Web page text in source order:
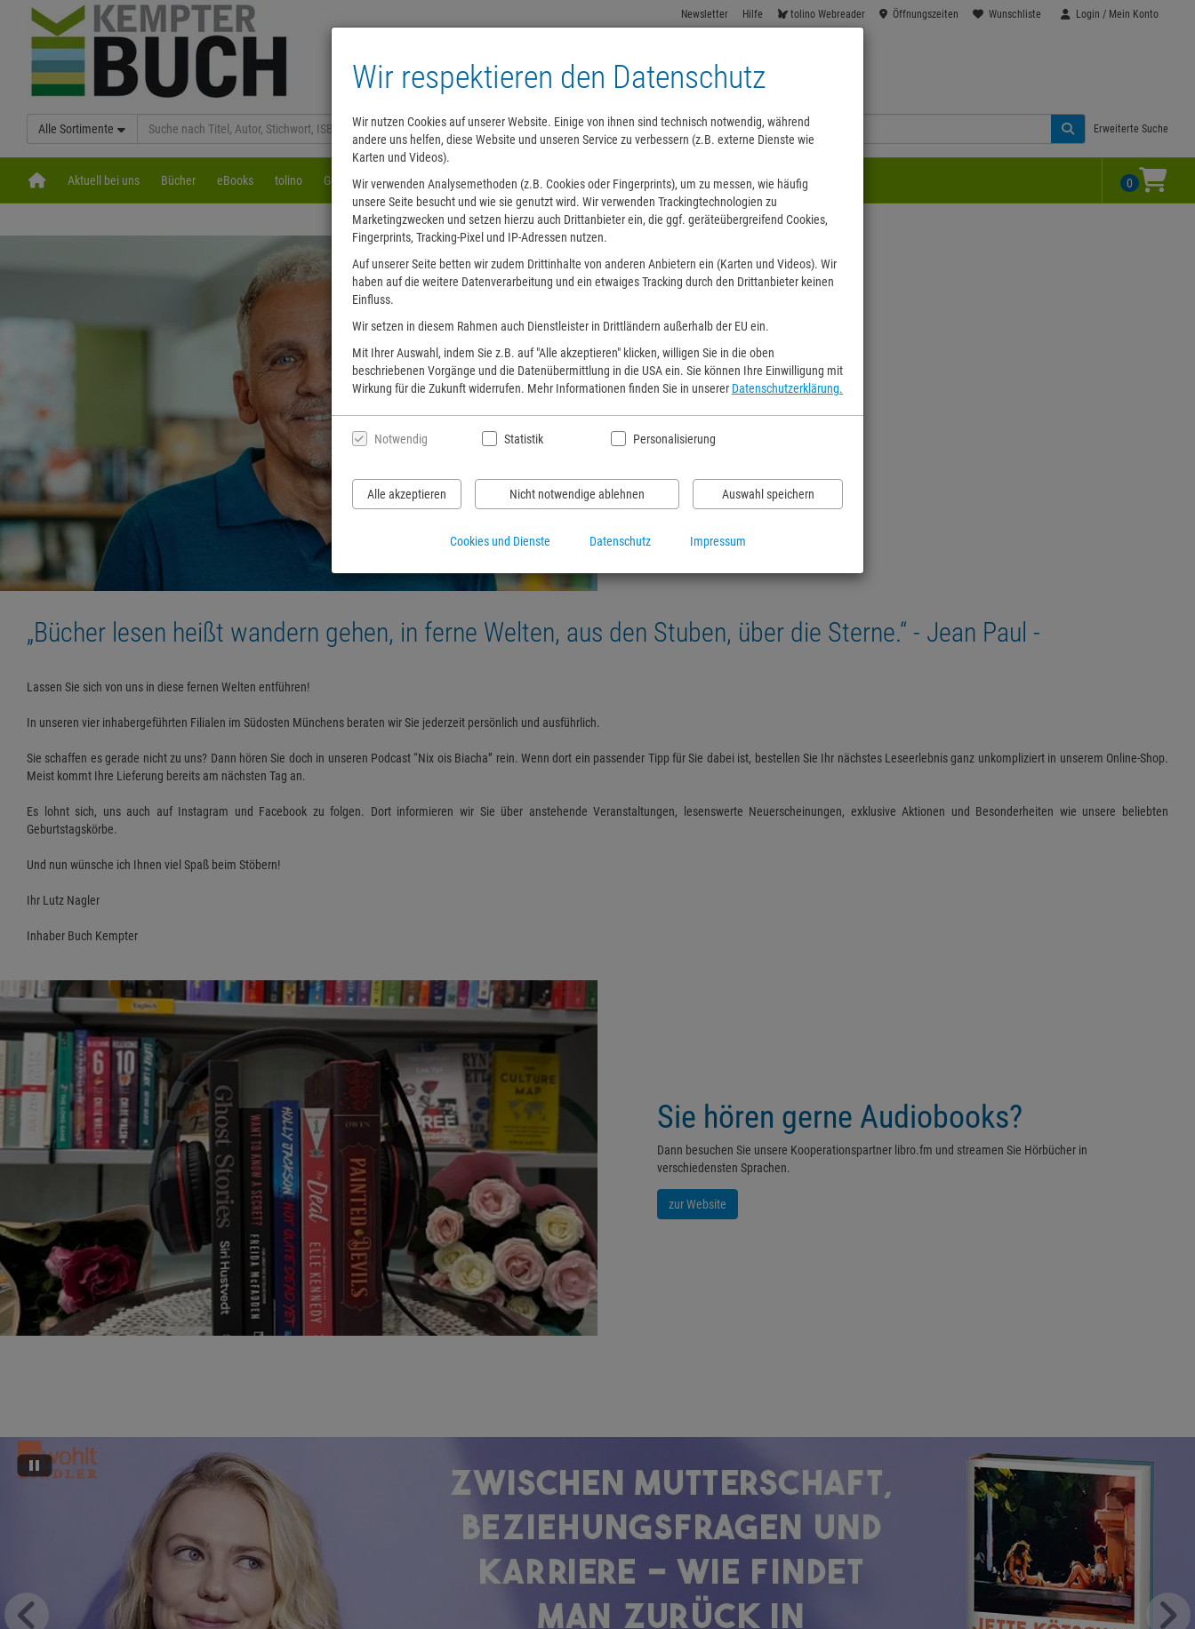
Wir respektieren den Datenschutz
Wir nutzen Cookies auf unserer Website. Einige von ihnen sind technisch notwendig, während
andere uns helfen, diese Website und unseren Service zu verbessern (z.B. externe Dienste wie
Karten und Videos).
Wir verwenden Analysemethoden (z.B. Cookies oder Fingerprints), um zu messen, wie häufig
unsere Seite besucht und wie sie genutzt wird. Wir verwenden Trackingtechnologien zu
Marketingzwecken und setzen hierzu auch Drittanbieter ein, die ggf. geräteübergreifend Cookies,
Fingerprints, Tracking-Pixel und IP-Adressen nutzen.
Auf unserer Seite betten wir zudem Drittinhalte von anderen Anbietern ein (Karten und Videos). Wir
haben auf die weitere Datenverarbeitung und ein etwaiges Tracking durch den Drittanbieter keinen
Einfluss.
Wir setzen in diesem Rahmen auch Dienstleister in Drittländern außerhalb der EU ein.
Mit Ihrer Auswahl, indem Sie z.B. auf "Alle akzeptieren" klicken, willigen Sie in die oben
beschriebenen Vorgänge und die Datenübermittlung in die USA ein. Sie können Ihre Einwilligung mit
Wirkung für die Zukunft widerrufen. Mehr Informationen finden Sie in unserer Datenschutzerklärung.
Notwendig Statistik Personalisierung
Alle akzeptieren Nicht notwendige ablehnen Auswahl speichern
Cookies und Dienste Datenschutz Impressum
Newsletter Hilfe tolino Webreader Öffnungszeiten Wunschliste Login / Mein Konto
Alle Sortimente Erweiterte Suche
Aktuell bei uns Bücher eBooks tolino Gerade gelesen Podcast Kids Lesesommer Alle Kategorien 0
Willkommen
„Bücher lesen heißt wandern gehen, in ferne Welten, aus den Stuben, über die Sterne.“ - Jean Paul -
Lassen Sie sich von uns in diese fernen Welten entführen!
In unseren vier inhabergeführten Filialen im Südosten Münchens beraten wir Sie jederzeit persönlich und ausführlich.
Sie schaffen es gerade nicht zu uns? Dann hören Sie doch in unseren Podcast “Nix ois Biacha” rein. Wenn dort ein passender Tipp für Sie dabei ist, bestellen Sie Ihr nächstes Leseerlebnis ganz unkompliziert in unserem Online-Shop.
Meist kommt Ihre Lieferung bereits am nächsten Tag an.
Es lohnt sich, uns auch auf Instagram und Facebook zu folgen. Dort informieren wir Sie über anstehende Veranstaltungen, lesenswerte Neuerscheinungen, exklusive Aktionen und Besonderheiten wie unsere beliebten
Geburtstagskörbe.
Und nun wünsche ich Ihnen viel Spaß beim Stöbern!
Ihr Lutz Nagler
Inhaber Buch Kempter
Sie hören gerne Audiobooks?
Dann besuchen Sie unsere Kooperationspartner libro.fm und streamen Sie Hörbücher in
verschiedensten Sprachen.
zur Website